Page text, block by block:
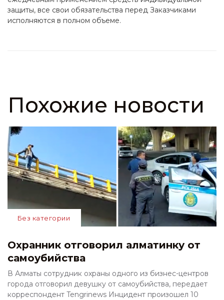
защиты, все свои обязательства перед Заказчиками
исполняются в полном объеме.
Похожие новости
Без категории
Охранник отговорил алматинку от
самоубийства
В Алматы сотрудник охраны одного из бизнес-центров
города отговорил девушку от самоубийства, передает
корреспондент Tengrinews Инцидент произошел 10